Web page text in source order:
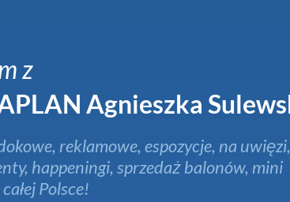
z
Agnieszka
reklamowe, espozycje, na uwięzi,
happeningi, sprzedaż balonów, mini
Polsce!